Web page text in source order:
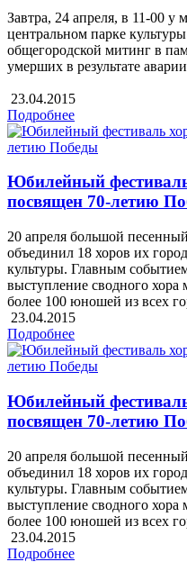
Завтра, 24 апреля, в 11-00 у
центральном парке
общегородской митинг в
умерших в результате
23.04.2015
Подробнее
Юбилейный
посвящен 70-летию
20 апреля большой
объединил 18 хоров их
культуры. Главным
выступление сводного хора
более 100 юношей из всех
23.04.2015
Подробнее
Юбилейный
посвящен 70-летию
20 апреля большой
объединил 18 хоров их
культуры. Главным
выступление сводного хора
более 100 юношей из всех
23.04.2015
Подробнее